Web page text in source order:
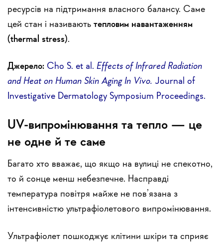
ресурсів на підтримання власного балансу. Саме
цей стан і називають тепловим навантаженням
(thermal stress).
Джерело: Cho S. et al. Effects of Infrared Radiation
and Heat on Human Skin Aging In Vivo. Journal of
Investigative Dermatology Symposium Proceedings.
UV-випромінювання та тепло — це
не одне й те саме
Багато хто вважає, що якщо на вулиці не спекотно,
то й сонце менш небезпечне. Насправді
температура повітря майже не пов’язана з
інтенсивністю ультрафіолетового випромінювання.
Ультрафіолет пошкоджує клітини шкіри та сприяє